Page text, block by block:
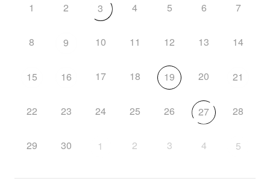
1 2 3 4 5 6 7
8 9 10 11 12 13 14
15 16 17 18 19 20 21
22 23 24 25 26 27 28
29 30 1 2 3 4 5